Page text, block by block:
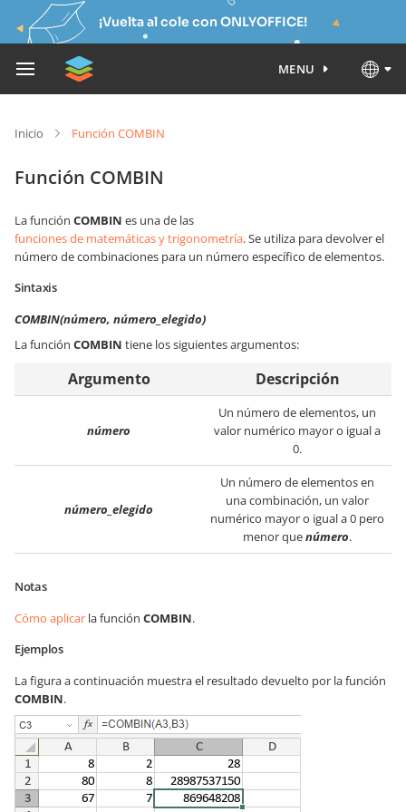
¡Vuelta al cole con ONLYOFFICE!
MENU
Inicio Función COMBIN
Función COMBIN
La función COMBIN es una de las
funciones de matemáticas y trigonometría. Se utiliza para devolver el
número de combinaciones para un número específico de elementos.
Sintaxis
COMBIN(número, número_elegido)
La función COMBIN tiene los siguientes argumentos:
Argumento Descripción
número
Un número de elementos, un
valor numérico mayor o igual a
0.
número_elegido
Un número de elementos en
una combinación, un valor
numérico mayor o igual a 0 pero
menor quenúmero.
Notas
Cómo aplicar la función COMBIN.
Ejemplos
La figura a continuación muestra el resultado devuelto por la función
COMBIN.